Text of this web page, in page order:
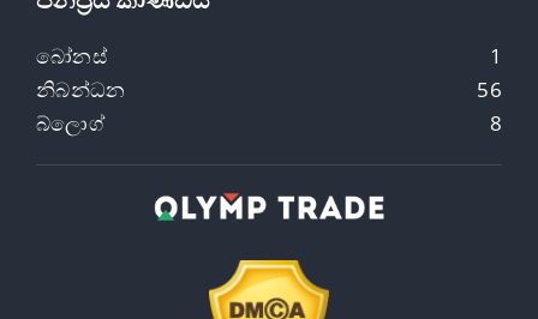
බෝනස්
1
නිබන්ධන
56
බ්ලොග්
8